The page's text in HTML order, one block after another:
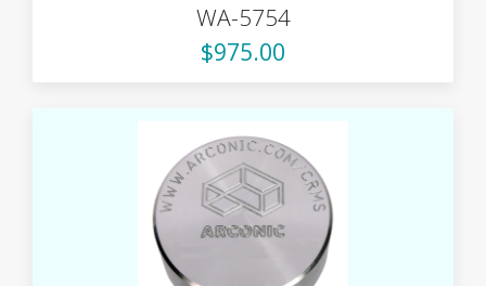
WA-5754
$975.00